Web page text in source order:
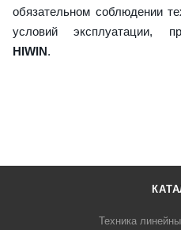
обязательном соблюдении
условий эксплуатации,
HIWIN.
Техника